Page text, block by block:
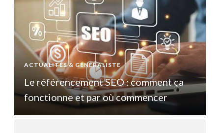
ACTUALITÉS & GÉNÉRALISTE
Le référencement SEO : comment ça
fonctionne et par où commencer